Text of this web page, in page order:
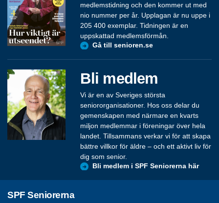
medlemstidning och den kommer ut med
nio nummer per år. Upplagan är nu uppe i
205 400 exemplar. Tidningen är en
uppskattad medlemsförmån.
Gå till senioren.se
Bli medlem
Vi är en av Sveriges största
seniororganisationer. Hos oss delar du
gemenskapen med närmare en kvarts
miljon medlemmar i föreningar över hela
landet. Tillsammans verkar vi för att skapa
bättre villkor för äldre – och ett aktivt liv för
dig som senior.
Bli medlem i SPF Seniorerna här
SPF Seniorerna